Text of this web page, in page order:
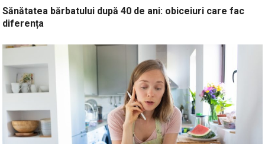
Sănătatea bărbatului după 40 de ani: obiceiuri care fac
diferența